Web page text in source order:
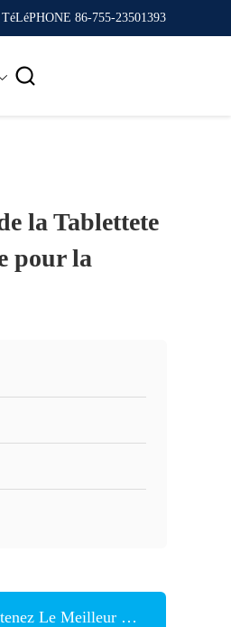
TéLéPHONE 86-755-23501393

la Tablettete
pour la
Le Meilleur Prix